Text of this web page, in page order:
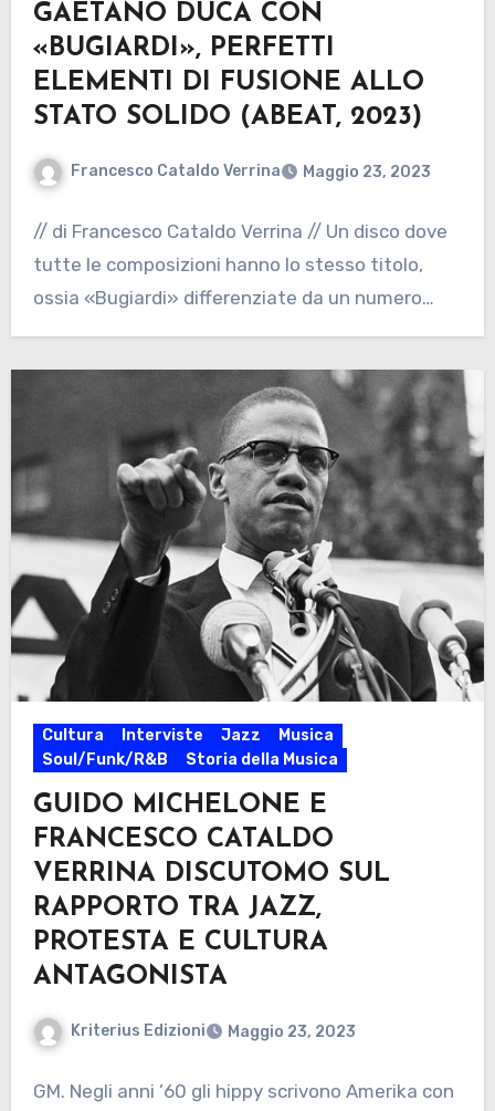
GAETANO DUCA CON
«BUGIARDI», PERFETTI
ELEMENTI DI FUSIONE ALLO
STATO SOLIDO (ABEAT, 2023)
Francesco Cataldo Verrina Maggio 23, 2023
// di Francesco Cataldo Verrina // Un disco dove
tutte le composizioni hanno lo stesso titolo,
ossia «Bugiardi» differenziate da un numero…
Cultura Interviste Jazz
Musica
Soul/Funk/R&B
Storia della Musica
GUIDO MICHELONE E
FRANCESCO CATALDO
VERRINA DISCUTOMO SUL
RAPPORTO TRA JAZZ,
PROTESTA E CULTURA
ANTAGONISTA
Kriterius Edizioni Maggio 23, 2023
GM. Negli anni ’60 gli hippy scrivono Amerika con